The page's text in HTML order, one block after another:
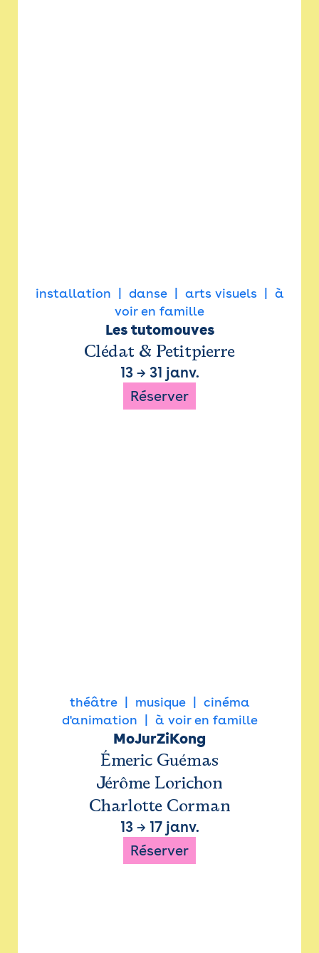
installation danse arts visuels
à
voir en famille
Les tutomouves
Clédat & Petitpierre
13→ 31 janv.
Réserver
théâtre musique
cinéma
d'animation
à voir en famille
MoJurZiKong
Émeric Guémas
Jérôme Lorichon
Charlotte Corman
13→ 17 janv.
Réserver